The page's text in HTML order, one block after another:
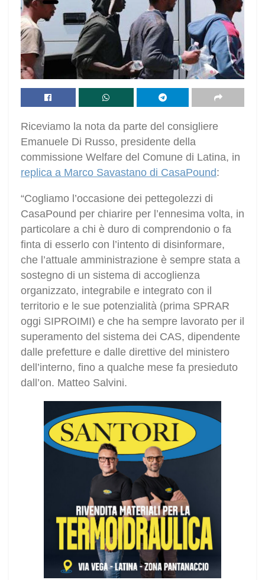
Riceviamo la nota da parte del consigliere
Emanuele Di Russo, presidente della
commissione Welfare del Comune di Latina, in
replica a Marco Savastano di CasaPound:
“Cogliamo l’occasione dei pettegolezzi di
CasaPound per chiarire per l’ennesima volta, in
particolare a chi è duro di comprendonio o fa
finta di esserlo con l’intento di disinformare,
che l’attuale amministrazione è sempre stata a
sostegno di un sistema di accoglienza
organizzato, integrabile e integrato con il
territorio e le sue potenzialità (prima SPRAR
oggi SIPROIMI) e che ha sempre lavorato per il
superamento del sistema dei CAS, dipendente
dalle prefetture e dalle direttive del ministero
dell’interno, fino a qualche mese fa presieduto
dall’on. Matteo Salvini.